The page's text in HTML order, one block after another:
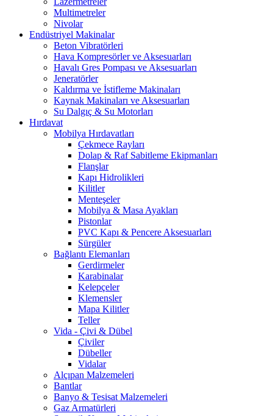
Multimetreler
Nivolar
Endüstriyel Makinalar
Beton Vibratörleri
Hava Kompresörler ve Aksesuarları
Havalı Gres Pompası ve Aksesuarları
Jeneratörler
Kaldırma ve İstifleme Makinaları
Kaynak Makinaları ve Aksesuarları
Su Dalgıç & Su Motorları
Hırdavat
Mobilya Hırdavatları
Çekmece Rayları
Dolap & Raf Sabitleme Ekipmanları
Flanşlar
Kapı Hidrolikleri
Kilitler
Menteşeler
Mobilya & Masa Ayakları
Pistonlar
PVC Kapı & Pencere Aksesuarları
Sürgüler
Bağlantı Elemanları
Gerdirmeler
Karabinalar
Kelepçeler
Klemensler
Mapa Kilitler
Teller
Vida - Çivi & Dübel
Çiviler
Dübeller
Vidalar
Alçıpan Malzemeleri
Bantlar
Banyo & Tesisat Malzemeleri
Gaz Armatürleri